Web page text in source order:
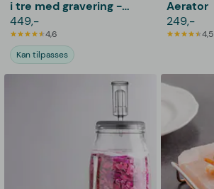
i tre med gravering -
pizza
449,-
4,6
Kan tilpasses
Aerator
249,-
4,5